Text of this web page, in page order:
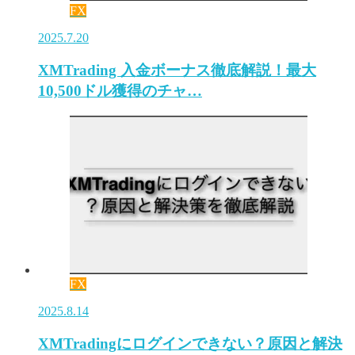
FX
2025.7.20
XMTrading 入金ボーナス徹底解説！最大
10,500ドル獲得のチャ…
FX
2025.8.14
XMTradingにログインできない？原因と解決